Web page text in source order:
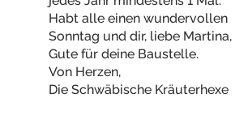
Habt alle einen wundervollen
Sonntag und dir, liebe
Gute für deine Baustelle.
Von Herzen,
Die Schwäbische Kräuterhexe